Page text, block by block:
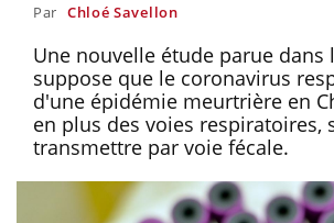
Par Chloé Savellon
Une nouvelle étude parue dans
suppose que le coronavirus
d'une épidémie meurtrière en
en plus des voies respiratoires,
transmettre par voie fécale.